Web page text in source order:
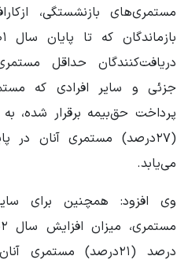
مستمری‌های بازنشستگی،
دریافت‌کنندگان حداقل
جزئی و سایر افرادی که
پرداخت حق‌بیمه برقرار
می‌یابد.
وی افزود: همچنین برای